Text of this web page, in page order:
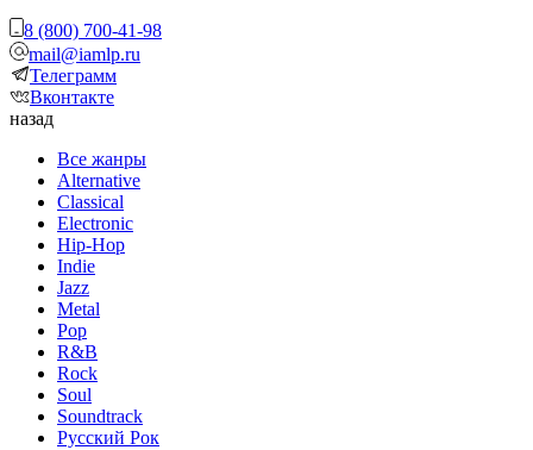
8 (800) 700-41-98
mail@iamlp.ru
Телеграмм
Вконтакте
назад
Все жанры
Alternative
Classical
Electronic
Hip-Hop
Indie
Jazz
Metal
Pop
R&B
Rock
Soul
Soundtrack
Русский Рок